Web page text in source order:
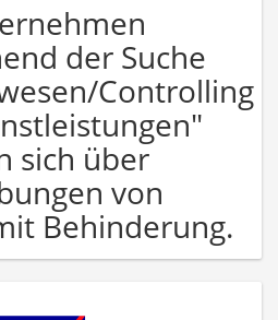
der Suche
Controlling
sich über
von
Behinderung.